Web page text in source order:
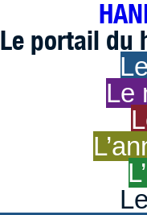
Le portail du
Le